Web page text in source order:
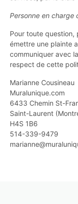
Personne en charge
Pour toute question,
émettre une plainte
communiquer avec
respect de cette
Marianne Cousineau
Muralunique.com
6433 Chemin St-
Saint-Laurent
H4S 1B6
514-339-9479